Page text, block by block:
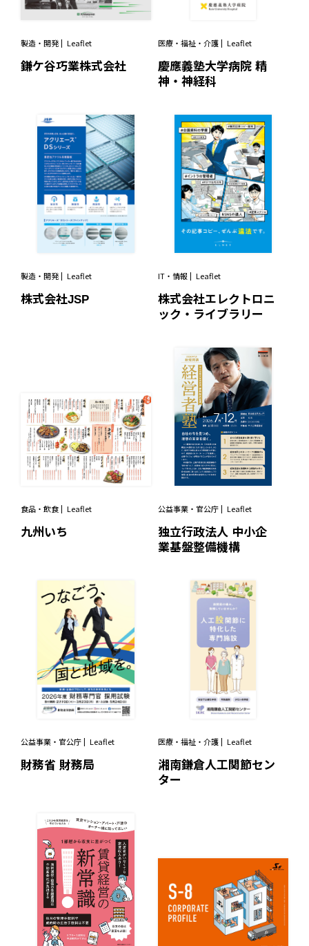
製造・開発 Leaflet
鎌ケ谷巧業株式会社
医療・福祉・介護 Leaflet
慶應義塾大学病院 精
神・神経科
製造・開発 Leaflet
株式会社JSP
IT・情報 Leaflet
株式会社エレクトロニ
ック・ライブラリー
食品・飲食 Leaflet
九州いち
公益事業・官公庁 Leaflet
独立行政法人 中小企
業基盤整備機構
公益事業・官公庁 Leaflet
財務省 財務局
医療・福祉・介護 Leaflet
湘南鎌倉人工関節セン
ター